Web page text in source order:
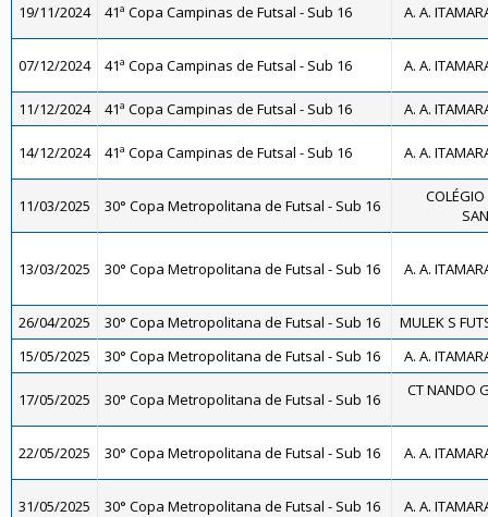
19/11/2024 41ª Copa Campinas de Futsal - Sub 16 A. A.
07/12/2024 41ª Copa Campinas de Futsal - Sub 16 A. A.
11/12/2024 41ª Copa Campinas de Futsal - Sub 16 A. A.
14/12/2024 41ª Copa Campinas de Futsal - Sub 16 A. A.
11/03/2025 30° Copa Metropolitana de Futsal - Sub 16
COLÉGIO
13/03/2025 30° Copa Metropolitana de Futsal - Sub 16 A. A.
26/04/2025 30° Copa Metropolitana de Futsal - Sub 16
MULEK S
15/05/2025
30° Copa Metropolitana de Futsal - Sub 16 A. A.
17/05/2025 30° Copa Metropolitana de Futsal - Sub 16 CT NANDO
22/05/2025 30° Copa Metropolitana de Futsal - Sub 16 A. A.
31/05/2025 30° Copa Metropolitana de Futsal - Sub 16 A. A.